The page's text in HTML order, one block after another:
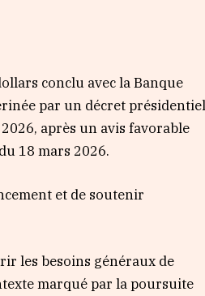
conclu avec la Banque
par un décret
après un avis favorable
18 mars 2026.
et de soutenir
les besoins généraux de
marqué par la poursuite